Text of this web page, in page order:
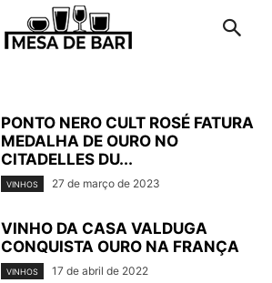
PONTO NERO CULT ROSÉ FATURA
MEDALHA DE OURO NO
CITADELLES DU...
VINHOS 27 de março de 2023
VINHO DA CASA VALDUGA
CONQUISTA OURO NA FRANÇA
VINHOS 17 de abril de 2022